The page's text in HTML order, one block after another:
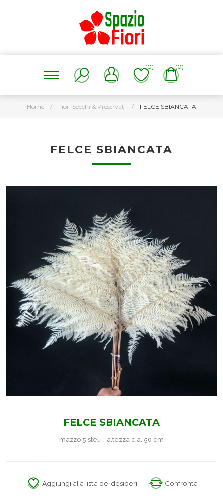
(0) (0)
Home / Fiori Secchi & Preservati / FELCE SBIANCATA
FELCE SBIANCATA
FELCE SBIANCATA
mazzo 5 steli - altezza c.a. 50 cm
Aggiungi alla lista dei desideri Confronta